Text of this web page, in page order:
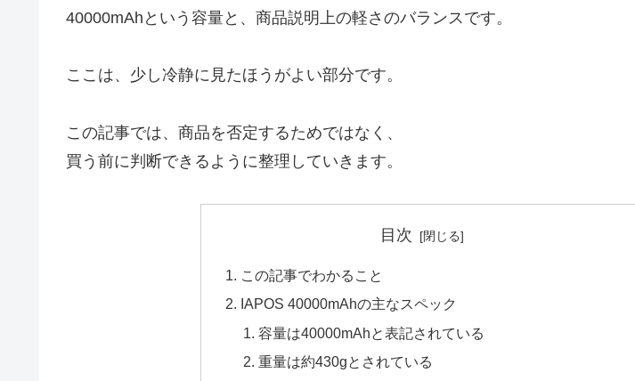
40000mAhという容量と、商品説明上の軽さのバランスです。
ここは、少し冷静に見たほうがよい部分です。
この記事では、商品を否定するためではなく、
買う前に判断できるように整理していきます。
目次
この記事でわかること
IAPOS 40000mAhの主なスペック
容量は40000mAhと表記されている
重量は約430gとされている